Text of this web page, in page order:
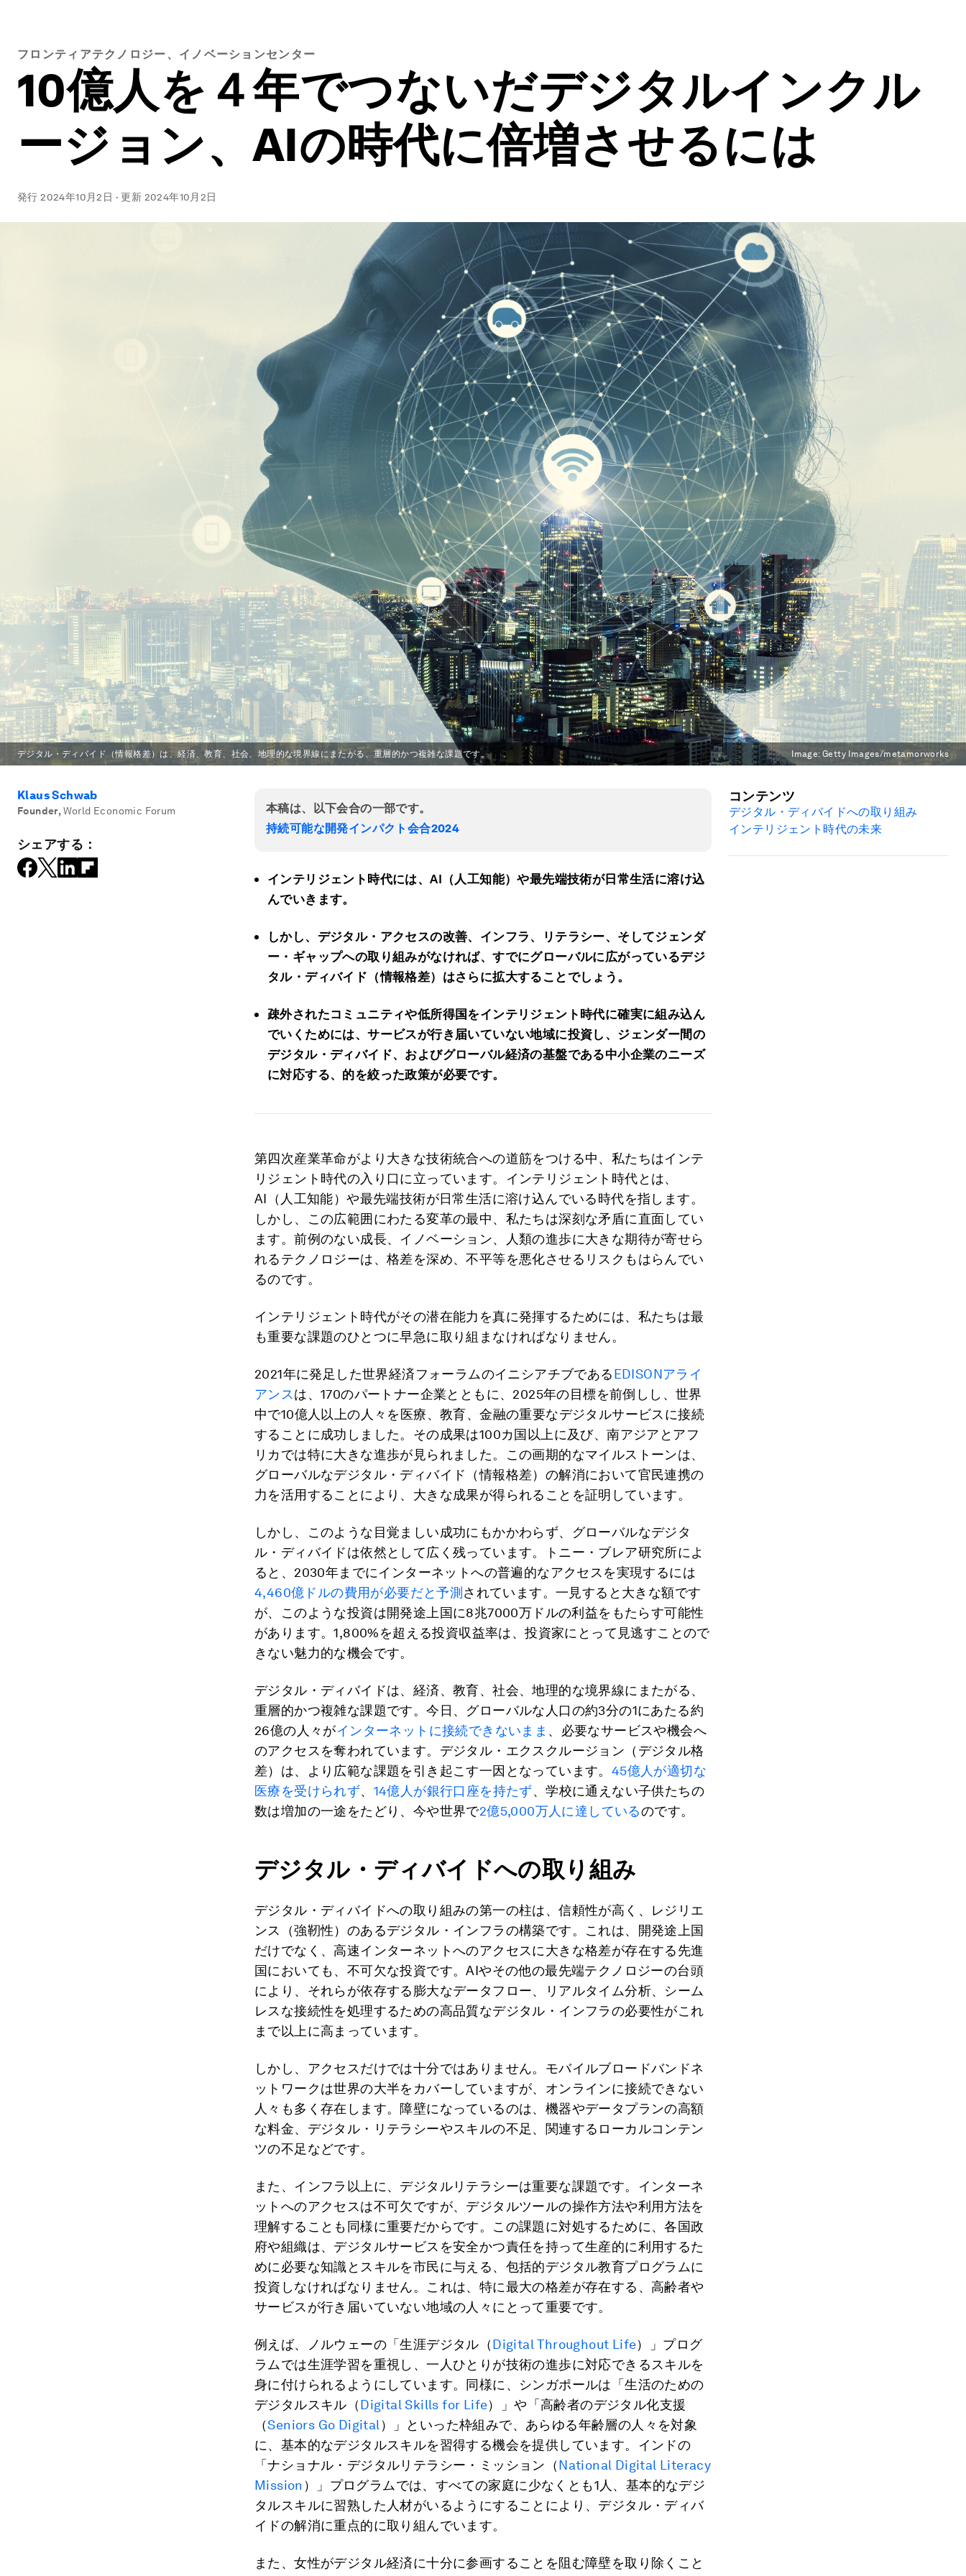
フロンティアテクノロジー、イノベーションセンター
10億人を４年でつないだデジタルインクル
ージョン、AIの時代に倍増させるには
発行2024年10月2日 ·更新 2024年10月2日
デジタル・ディバイド（情報格差）は、経済、教育、社会、地理的な境界線にまたがる、重層的かつ複雑な課題です。 Image: Getty Images/metamorworks
Klaus Schwab
Founder, World Economic Forum
シェアする：
本稿は、以下会合の一部です。
持続可能な開発インパクト会合2024
インテリジェント時代には、AI （人工知能）や最先端技術が日常生活に溶け込
んでいきます。
しかし、デジタル・アクセスの改善、インフラ、リテラシー、そしてジェンダ
ー・ギャップへの取り組みがなければ、すでにグローバルに広がっているデジ
タル・ディバイド（情報格差）はさらに拡大することでしょう。
疎外されたコミュニティや低所得国をインテリジェント時代に確実に組み込ん
でいくためには、サービスが行き届いていない地域に投資し、ジェンダー間の
デジタル・ディバイド、およびグローバル経済の基盤である中小企業のニーズ
に対応する、的を絞った政策が必要です。
第四次産業革命がより大きな技術統合への道筋をつける中、私たちはインテ
リジェント時代の入り口に立っています。インテリジェント時代とは、
AI（人工知能）や最先端技術が日常生活に溶け込んでいる時代を指します。
しかし、この広範囲にわたる変革の最中、私たちは深刻な矛盾に直面してい
ます。前例のない成長、イノベーション、人類の進歩に大きな期待が寄せら
れるテクノロジーは、格差を深め、不平等を悪化させるリスクもはらんでい
るのです。
インテリジェント時代がその潜在能力を真に発揮するためには、私たちは最
も重要な課題のひとつに早急に取り組まなければなりません。
2021年に発足した世界経済フォーラムのイニシアチブであるEDISONアライ
アンスは、170のパートナー企業とともに、2025年の目標を前倒しし、世界
中で10億人以上の人々を医療、教育、金融の重要なデジタルサービスに接続
することに成功しました。その成果は100カ国以上に及び、南アジアとアフ
リカでは特に大きな進歩が見られました。この画期的なマイルストーンは、
グローバルなデジタル・ディバイド（情報格差）の解消において官民連携の
力を活用することにより、大きな成果が得られることを証明しています。
しかし、このような目覚ましい成功にもかかわらず、グローバルなデジタ
ル・ディバイドは依然として広く残っています。トニー・ブレア研究所によ
ると、2030年までにインターネットへの普遍的なアクセスを実現するには
4,460億ドルの費用が必要だと予測 されています。一見すると大きな額です
が、このような投資は開発途上国に8兆7000万ドルの利益をもたらす可能性
があります。1,800%を超える投資収益率は、投資家にとって見逃すことので
きない魅力的な機会です。
デジタル・ディバイドは、経済、教育、社会、地理的な境界線にまたがる、
重層的かつ複雑な課題です。今日、グローバルな人口の約3分の1にあたる約
26億の人々がインターネットに接続できないまま 、必要なサービスや機会へ
のアクセスを奪われています。デジタル・エクスクルージョン（デジタル格
差）は、より広範な課題を引き起こす一因となっています。 45億人が適切な
医療を受けられず、 14億人が銀行口座を持たず、学校に通えない子供たちの
数は増加の一途をたどり、今や世界で2億5,000万人に達しているのです。
デジタル・ディバイドへの取り組み
デジタル・ディバイドへの取り組みの第一の柱は、信頼性が高く、レジリエ
ンス（強靭性）のあるデジタル・インフラの構築です。これは、開発途上国
だけでなく、高速インターネットへのアクセスに大きな格差が存在する先進
国においても、不可欠な投資です。AIやその他の最先端テクノロジーの台頭
により、それらが依存する膨大なデータフロー、リアルタイム分析、シーム
レスな接続性を処理するための高品質なデジタル・インフラの必要性がこれ
まで以上に高まっています。
しかし、アクセスだけでは十分ではありません。モバイルブロードバンドネ
ットワークは世界の大半をカバーしていますが、オンラインに接続できない
人々も多く存在します。障壁になっているのは、機器やデータプランの高額
な料金、デジタル・リテラシーやスキルの不足、関連するローカルコンテン
ツの不足などです。
また、インフラ以上に、デジタルリテラシーは重要な課題です。インターネ
ットへのアクセスは不可欠ですが、デジタルツールの操作方法や利用方法を
理解することも同様に重要だからです。この課題に対処するために、各国政
府や組織は、デジタルサービスを安全かつ責任を持って生産的に利用するた
めに必要な知識とスキルを市民に与える、包括的デジタル教育プログラムに
投資しなければなりません。これは、特に最大の格差が存在する、高齢者や
サービスが行き届いていない地域の人々にとって重要です。
例えば、ノルウェーの「生涯デジタル（Digital Throughout Life）」プログ
ラムでは生涯学習を重視し、一人ひとりが技術の進歩に対応できるスキルを
身に付けられるようにしています。同様に、シンガポールは「生活のための
デジタルスキル（Digital Skills for Life）」や「高齢者のデジタル化支援
（Seniors Go Digital ）」といった枠組みで、あらゆる年齢層の人々を対象
に、基本的なデジタルスキルを習得する機会を提供しています。インドの
「ナショナル・デジタルリテラシー・ミッション（National Digital Literacy
Mission ）」プログラムでは、すべての家庭に少なくとも1人、基本的なデジ
タルスキルに習熟した人材がいるようにすることにより、デジタル・ディバ
イドの解消に重点的に取り組んでいます。
また、女性がデジタル経済に十分に参画することを阻む障壁を取り除くこと
コンテンツ
デジタル・ディバイドへの取り組み
インテリジェント時代の未来